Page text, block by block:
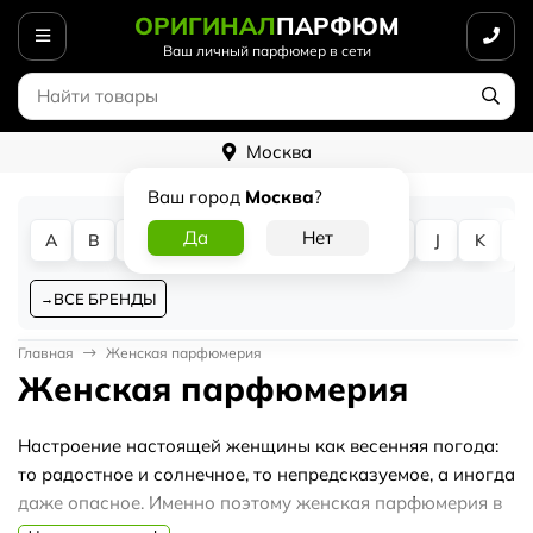
ОРИГИНАЛПАРФЮМ
Ваш личный парфюмер в сети
Москва
Ваш город Москва?
A B D G J K
ВСЕ БРЕНДЫ
Главная Женская парфюмерия
Женская парфюмерия
Настроение настоящей женщины как весенняя погода:
то радостное и солнечное, то непредсказуемое, а иногда
даже опасное. Именно поэтому женская парфюмерия в